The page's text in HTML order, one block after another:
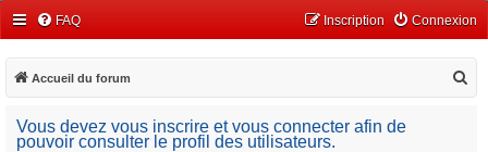
FAQ Connexion
Inscription
Accueil du forum
Vous devez vous inscrire et vous connecter afin de
pouvoir consulter le profil des utilisateurs.